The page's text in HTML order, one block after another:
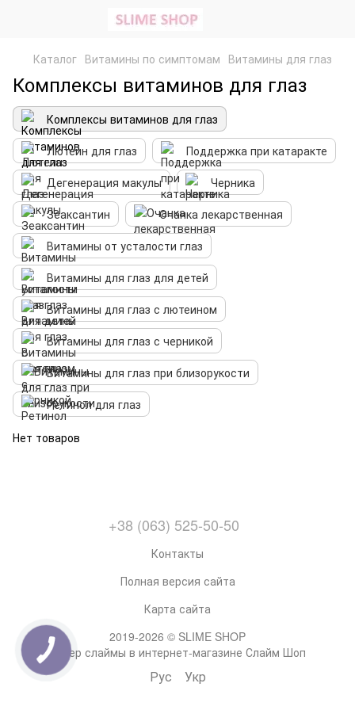
Каталог Витамины по симптомам Витамины для глаз
Комплексы витаминов для глаз
Комплексы витаминов для глаз
Лютеин для глаз
Поддержка при катаракте
Дегенерация макулы
Черника
Зеаксантин
Очанка лекарственная
Витамины от усталости глаз
Витамины для глаз для детей
Витамины для глаз с лютеином
Витамины для глаз с черникой
Витамины для глаз при близорукости
Ретинол для глаз
Нет товаров
+38 (063) 525-50-50
Контакты
Полная версия сайта
Карта сайта
2019-2026 © SLIME SHOP
Супер слаймы в интернет-магазине Слайм Шоп
Рус Укр